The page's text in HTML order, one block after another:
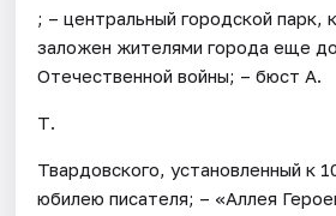
; – центральный городской парк,
заложен жителями города еще
Отечественной войны; – бюст А.
Т.
Твардовского, установленный к
юбилею писателя; – «Аллея